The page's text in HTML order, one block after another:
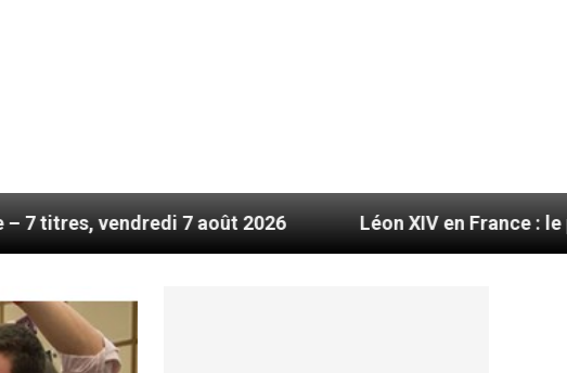
7 août 2026 Léon XIV en France : le programme